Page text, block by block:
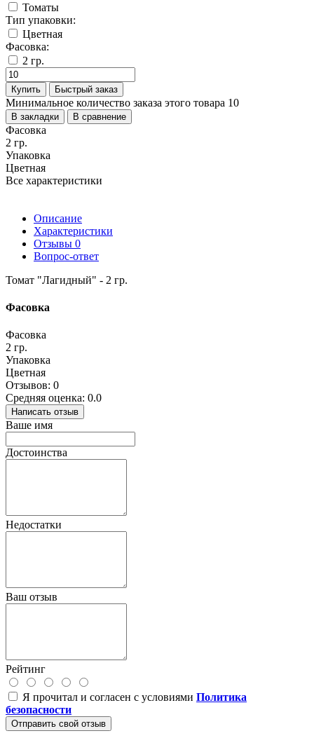
Томаты
Тип упаковки:
Цветная
Фасовка:
2 гр.
Купить Быстрый заказ
Минимальное количество заказа этого товара 10
В закладки В сравнение
Фасовка
2 гр.
Упаковка
Цветная
Все характеристики
Описание
Характеристики
Отзывы 0
Вопрос-ответ
Томат "Лагидный" - 2 гр.
Фасовка
Фасовка
2 гр.
Упаковка
Цветная
Отзывов: 0
Средняя оценка: 0.0
Написать отзыв
Ваше имя
Достоинства
Недостатки
Ваш отзыв
Рейтинг
Я прочитал и согласен с условиями Политика
безопасности
Отправить свой отзыв